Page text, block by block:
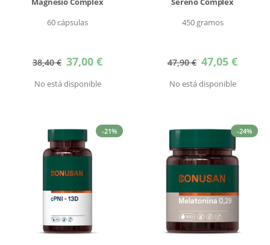
60 cápsulas
38,40 € Precio
especial
37,00 €
No está disponible
450 gramos
47,90 € Precio
especial
47,05 €
No está disponible
-21% -24%